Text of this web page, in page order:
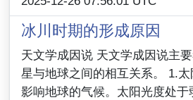
冰川时期的形成原因
天文学成因说 天文学成因说主
星与地球之间的相互关系。 1.
影响地球的气候。太阳光度处